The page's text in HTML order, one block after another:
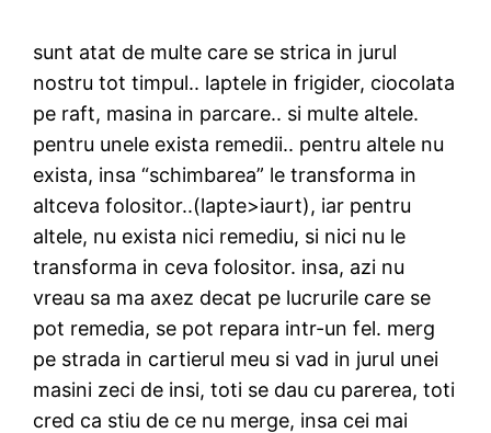
sunt atat de multe care se strica in jurul
nostru tot timpul.. laptele in frigider, ciocolata
pe raft, masina in parcare.. si multe altele.
pentru unele exista remedii.. pentru altele nu
exista, insa “schimbarea” le transforma in
altceva folositor..(lapte>iaurt), iar pentru
altele, nu exista nici remediu, si nici nu le
transforma in ceva folositor. insa, azi nu
vreau sa ma axez decat pe lucrurile care se
pot remedia, se pot repara intr-un fel. merg
pe strada in cartierul meu si vad in jurul unei
masini zeci de insi, toti se dau cu parerea, toti
cred ca stiu de ce nu merge, insa cei mai